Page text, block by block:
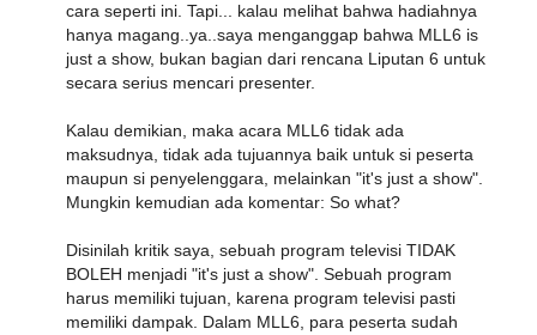
cara seperti ini. Tapi... kalau melihat bahwa hadiahnya
hanya magang..ya..saya menganggap bahwa MLL6 is
just a show, bukan bagian dari rencana Liputan 6 untuk
secara serius mencari presenter.
Kalau demikian, maka acara MLL6 tidak ada
maksudnya, tidak ada tujuannya baik untuk si peserta
maupun si penyelenggara, melainkan "it's just a show".
Mungkin kemudian ada komentar: So what?
Disinilah kritik saya, sebuah program televisi TIDAK
BOLEH menjadi "it's just a show". Sebuah program
harus memiliki tujuan, karena program televisi pasti
memiliki dampak. Dalam MLL6, para peserta sudah